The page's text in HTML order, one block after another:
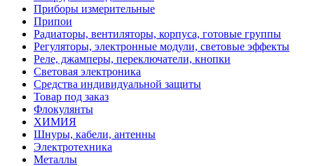
Приборы измерительные
Припои
Радиаторы, вентиляторы, корпуса, готовые группы
Регуляторы, электронные модули, световые эффекты
Реле, джамперы, переключатели, кнопки
Световая электроника
Средства индивидуальной защиты
Товар под заказ
Флокулянты
ХИМИЯ
Шнуры, кабели, антенны
Электротехника
Металлы